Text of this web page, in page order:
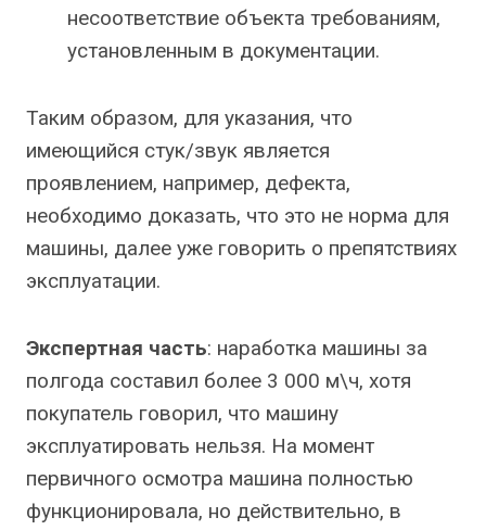
несоответствие объекта требованиям,
установленным в документации.
Таким образом, для указания, что
имеющийся стук/звук является
проявлением, например, дефекта,
необходимо доказать, что это не норма для
машины, далее уже говорить о препятствиях
эксплуатации.
Экспертная часть: наработка машины за
полгода составил более 3 000 м\ч, хотя
покупатель говорил, что машину
эксплуатировать нельзя. На момент
первичного осмотра машина полностью
функционировала, но действительно, в